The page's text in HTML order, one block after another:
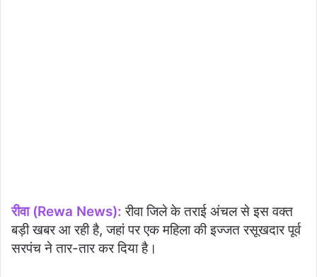
रीवा (Rewa News):रीवा जिले के तराई अंचल से इस वक्त
बड़ी खबर आ रही है, जहां पर एक महिला की इज्जत रसूखदार पूर्व
सरपंच ने तार-तार कर दिया है।